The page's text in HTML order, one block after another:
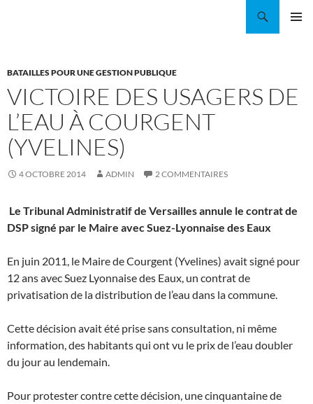
BATAILLES POUR UNE GESTION PUBLIQUE
VICTOIRE DES USAGERS DE
L’EAU À COURGENT
(YVELINES)
4 OCTOBRE 2014 ADMIN 2 COMMENTAIRES
Le Tribunal Administratif de Versailles annule le contrat de
DSP signé par le Maire avec Suez-Lyonnaise des Eaux
En juin 2011, le Maire de Courgent (Yvelines) avait signé pour
12 ans avec Suez Lyonnaise des Eaux, un contrat de
privatisation de la distribution de l’eau dans la commune.
Cette décision avait été prise sans consultation, ni même
information, des habitants qui ont vu le prix de l’eau doubler
du jour au lendemain.
Pour protester contre cette décision, une cinquantaine de